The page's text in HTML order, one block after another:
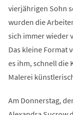
vierjährigen Sohn
wurden die
sich immer wieder
Das kleine Format
es ihm, schnell die
Malerei
Am Donnerstag,